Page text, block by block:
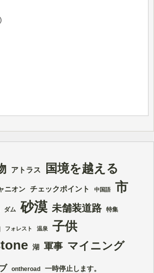
アトラス 国境を越える
ニオン チェックポイント 中国語 市
ダム 砂漠 未舗装道路 特集
フォレスト 温泉 子供
湖 軍事 マイニング
ontheroad 一時停止します。